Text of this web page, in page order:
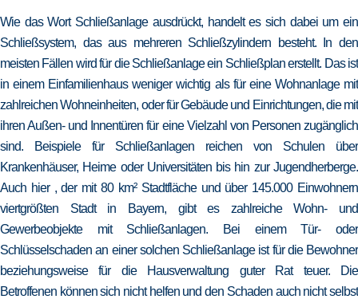
Wie das Wort Schließanlage ausdrückt, handelt es sich dabei um ein
Schließsystem, das aus mehreren Schließzylindern besteht. In den
meisten Fällen wird für die Schließanlage ein Schließplan erstellt. Das ist
in einem Einfamilienhaus weniger wichtig als für eine Wohnanlage mit
zahlreichen Wohneinheiten, oder für Gebäude und Einrichtungen, die mit
ihren Außen- und Innentüren für eine Vielzahl von Personen zugänglich
sind. Beispiele für Schließanlagen reichen von Schulen über
Krankenhäuser, Heime oder Universitäten bis hin zur Jugendherberge.
Auch hier , der mit 80 km² Stadtfläche und über 145.000 Einwohnern
viertgrößten Stadt in Bayern, gibt es zahlreiche Wohn- und
Gewerbeobjekte mit Schließanlagen. Bei einem Tür- oder
Schlüsselschaden an einer solchen Schließanlage ist für die Bewohner
beziehungsweise für die Hausverwaltung guter Rat teuer. Die
Betroffenen können sich nicht helfen und den Schaden auch nicht selbst